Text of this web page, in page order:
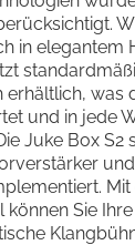
in elegantem
erhältlich, was
und in jede
Juke Box S2
können Sie